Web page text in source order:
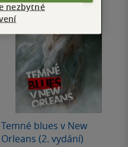
Temné blues v New
Orleans (2. vydání)
nezbytné